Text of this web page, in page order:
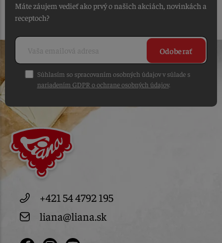
Máte záujem vedieť ako prvý o našich akciách, novinkách a
receptoch?
Odoberať
Súhlasím so spracovaním osobných údajov v súlade s
nariadením GDPR o ochrane osobných údajov.
+421 54 4792 195
liana@liana.sk